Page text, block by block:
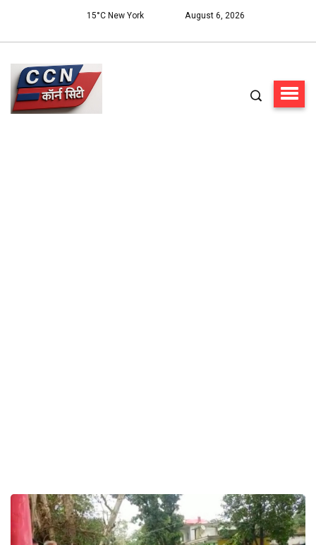
15°C New York August 6, 2026